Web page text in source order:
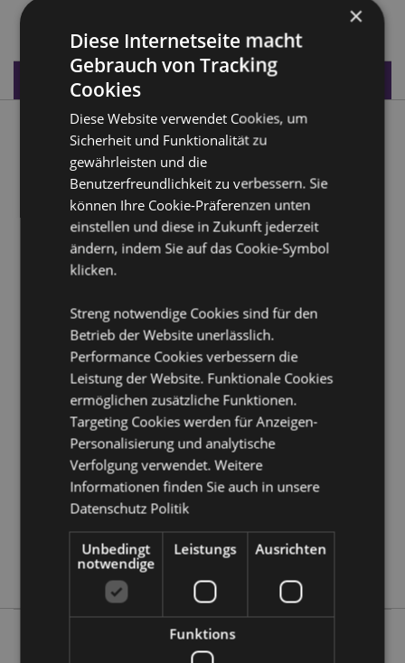
640 auf Lager
Produktdaten
Produktbeschreibung
Dark Legends Drache Wächter der Elemente
Material: Harz
Produkttressourcen:
Möchten Sie mehr über den Einkauf bei Puckator
Kundeninformationen.
Produktattribute
Information
Höhe 10cm Breite 6cm Tiefe 5cm
5055071511639
72
0.204000
Keine
Keine
Keine
Dark Legends
×
Diese Internetseite macht
Gebrauch von Tracking
Cookies
Diese Website verwendet Cookies, um
Sicherheit und Funktionalität zu
gewährleisten und die
Benutzerfreundlichkeit zu verbessern. Sie
können Ihre Cookie-Präferenzen unten
einstellen und diese in Zukunft jederzeit
ändern, indem Sie auf das Cookie-Symbol
klicken.
Streng notwendige Cookies sind für den
Betrieb der Website unerlässlich.
Performance Cookies verbessern die
Leistung der Website. Funktionale Cookies
ermöglichen zusätzliche Funktionen.
Targeting Cookies werden für Anzeigen-
Personalisierung und analytische
Verfolgung verwendet. Weitere
Informationen finden Sie auch in unsere
Datenschutz Politik
Unbedingt
notwendige
Leistungs Ausrichten
Funktions